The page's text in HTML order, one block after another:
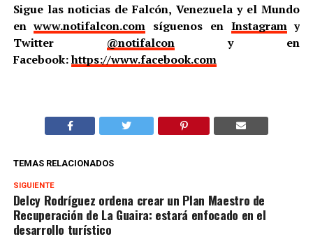
Sigue las noticias de Falcón, Venezuela y el Mundo
enwww.notifalcon.com síguenos en Instagramy
Twitter @notifalcony en
Facebook:https://www.facebook.com
TEMAS RELACIONADOS
SIGUIENTE
Delcy Rodríguez ordena crear un Plan Maestro de
Recuperación de La Guaira: estará enfocado en el
desarrollo turístico